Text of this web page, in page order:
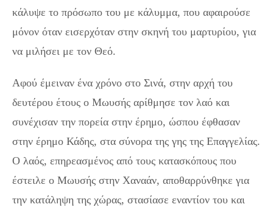
κάλυψε το πρόσωπο του με κάλυμμα, που αφαιρούσε
μόνον όταν εισερχόταν στην σκηνή του μαρτυρίου, για
να μιλήσει με τον Θεό.
Αφού έμειναν ένα χρόνο στο Σινά, στην αρχή του
δευτέρου έτους ο Μωυσής αρίθμησε τον λαό και
συνέχισαν την πορεία στην έρημο, ώσπου έφθασαν
στην έρημο Κάδης, στα σύνορα της γης της Επαγγελίας.
Ο λαός, επηρεασμένος από τους κατασκόπους που
έστειλε ο Μωυσής στην Χαναάν, αποθαρρύνθηκε για
την κατάληψη της χώρας, στασίασε εναντίον του και